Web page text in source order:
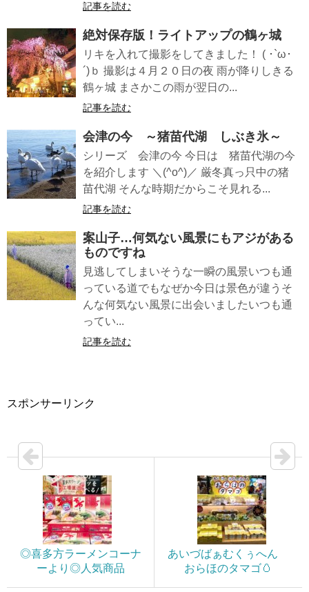
記事を読む
絶対保存版！ライトアップの鶴ヶ城
リキを入れて撮影をしてきました！ ( ･`ω･
´)ｂ 撮影は４月２０日の夜 雨が降りしきる
鶴ヶ城 まさかこの雨が翌日の...
記事を読む
会津の今 ～猪苗代湖 しぶき氷～
シリーズ 会津の今 今日は 猪苗代湖の今
を紹介します ＼(^o^)／ 厳冬真っ只中の猪
苗代湖 そんな時期だからこそ見れる...
記事を読む
案山子…何気ない風景にもアジがある
ものですね
見逃してしまいそうな一瞬の風景いつも通
っている道でもなぜか今日は景色が違うそ
んな何気ない風景に出会いましたいつも通
ってい...
記事を読む
スポンサーリンク
◎喜多方ラーメンコーナ
ーより◎人気商品
あいづばぁむくぅへん
おらほのタマゴ🥚